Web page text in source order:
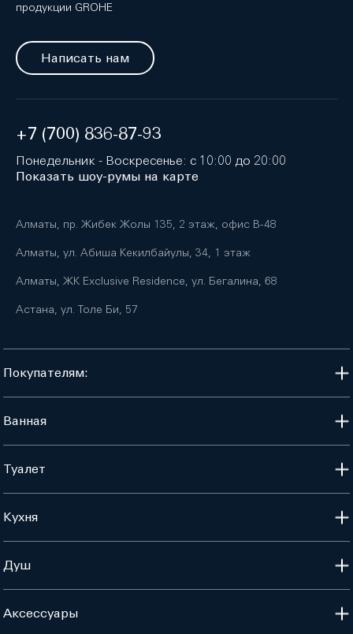
продукции GROHE
Написать нам
+7 (700) 836-87-93
Понедельник - Воскресенье: с 10:00 до 20:00
Показать шоу-румы на карте
Алматы, пр. Жибек Жолы 135, 2 этаж, офис B-48
Алматы, ул. Абиша Кекилбайулы, 34, 1 этаж
Алматы, ЖК Exclusive Residence, ул. Бегалина, 68
Астана, ул. Толе Би, 57
Покупателям:
Ванная
Туалет
Кухня
Душ
Аксессуары